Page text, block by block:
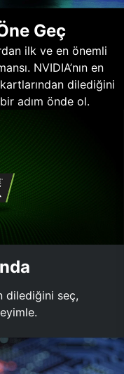
Geç
ilk ve en önemli
NVIDIA’nın en
dilediğini
adım önde ol.
dilediğini seç,